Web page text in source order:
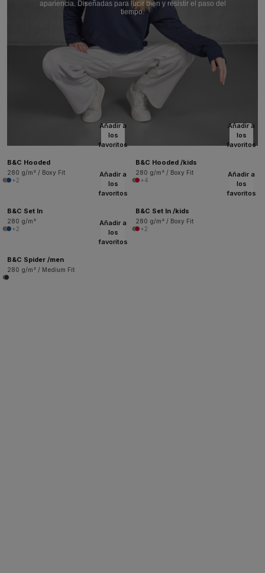
apariencia. Diseñadas para lucir bien y resistir el paso del
tiempo.
Añadir a
los
favoritos
B&C Hooded
280 g/m² / Boxy Fit
+2
Añadir a
los
favoritos
B&C Hooded /kids
280 g/m² / Boxy Fit
+4
Añadir a
los
favoritos
B&C Set In
280 g/m²
+2
Añadir a
los
favoritos
B&C Set In /kids
280 g/m² / Boxy Fit
+2
Añadir a
los
favoritos
B&C Spider /men
280 g/m² / Medium Fit